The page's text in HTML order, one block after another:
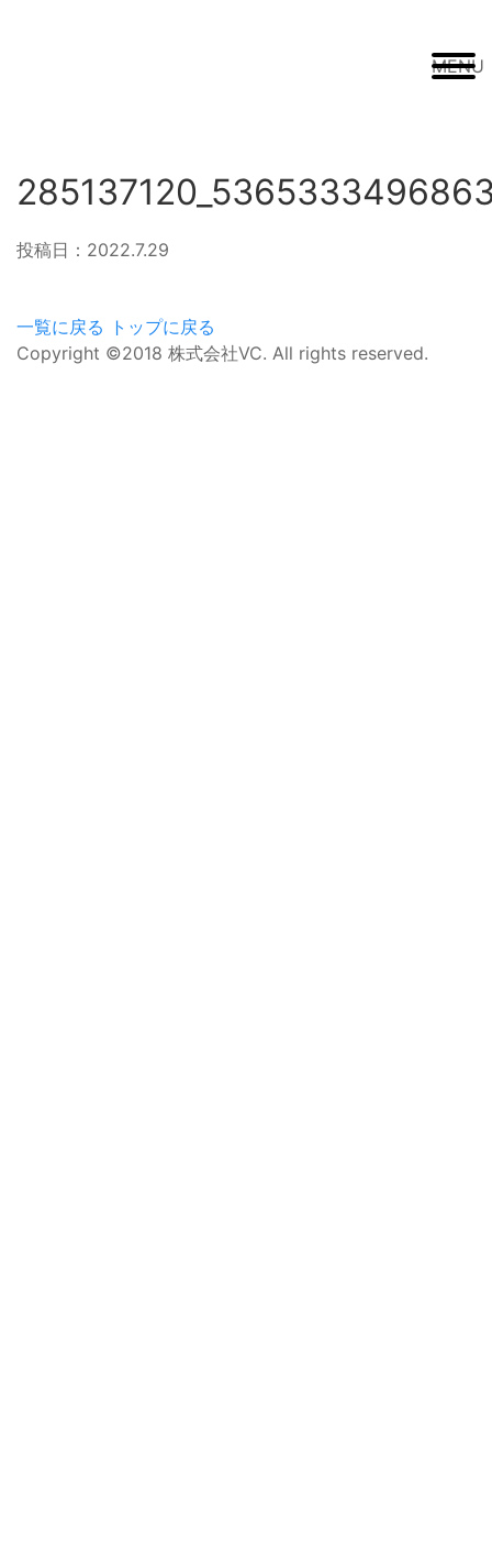
MENU
投稿日：2022.7.29
一覧に戻る
トップに戻る
Copyright ©2018 株式会社VC. All rights reserved.